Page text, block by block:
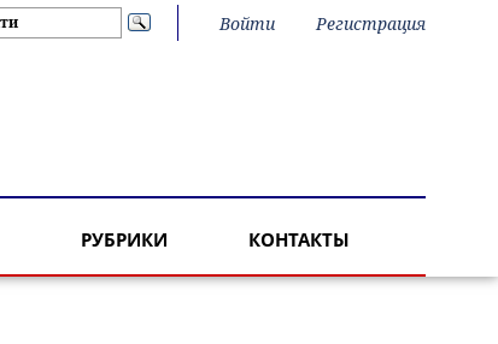
Войти Регистрация
РУБРИКИ КОНТАКТЫ